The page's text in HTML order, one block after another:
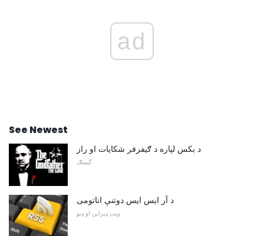
ad
See Newest
د بکس لپاره د ګیفرفر شکایات او راز
گیمنګ
د آر ایس ایس دوتنې اناتومی
ویب ډیزاین او ډیو